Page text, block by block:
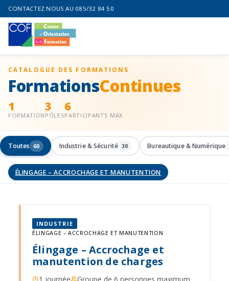
CONTACTEZ NOUS AU 085/32 84 50
CATALOGUE DES FORMATIONS
FormationsContinues
1
FORMATION
3
PÔLES
6
PARTICIPANTS MAX
Toutes 60 Industrie & Sécurité 30 Bureautique & Numérique
ÉLINGAGE – ACCROCHAGE ET MANUTENTION
INDUSTRIE
ÉLINGAGE – ACCROCHAGE ET MANUTENTION
Élingage – Accrochage et
manutention de charges